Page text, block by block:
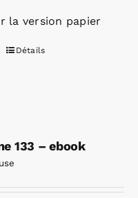
la version papier
Détails
133 – ebook